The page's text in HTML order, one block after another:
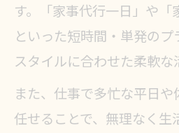
す。「家事代行一日」や「
といった短時間・単発の
スタイルに合わせた柔軟な
また、仕事で多忙な平日
任せることで、無理なく生